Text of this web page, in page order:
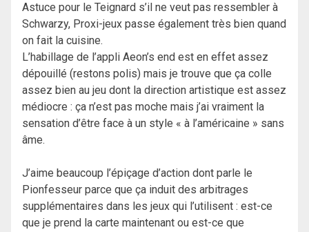
Astuce pour le Teignard s’il ne veut pas ressembler à
Schwarzy, Proxi-jeux passe également très bien quand
on fait la cuisine.
L’habillage de l’appli Aeon’s end est en effet assez
dépouillé (restons polis) mais je trouve que ça colle
assez bien au jeu dont la direction artistique est assez
médiocre : ça n’est pas moche mais j’ai vraiment la
sensation d’être face à un style « à l’américaine » sans
âme.
J’aime beaucoup l’épiçage d’action dont parle le
Pionfesseur parce que ça induit des arbitrages
supplémentaires dans les jeux qui l’utilisent : est-ce
que je prend la carte maintenant ou est-ce que